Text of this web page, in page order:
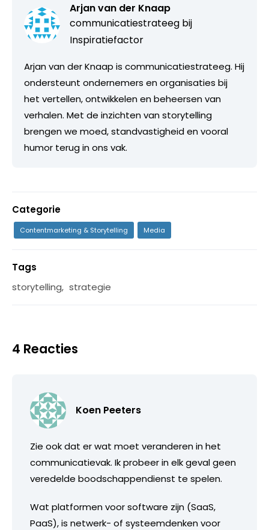
Arjan van der Knaap
communicatiestrateeg bij
Inspiratiefactor
Arjan van der Knaap is communicatiestrateeg. Hij
ondersteunt ondernemers en organisaties bij
het vertellen, ontwikkelen en beheersen van
verhalen. Met de inzichten van storytelling
brengen we moed, standvastigheid en vooral
humor terug in ons vak.
Categorie
Contentmarketing & Storytelling Media
Tags
storytelling, strategie
4 Reacties
Koen Peeters
Zie ook dat er wat moet veranderen in het
communicatievak. Ik probeer in elk geval geen
veredelde boodschappendienst te spelen.
Wat platformen voor software zijn (SaaS,
PaaS), is netwerk- of systeemdenken voor